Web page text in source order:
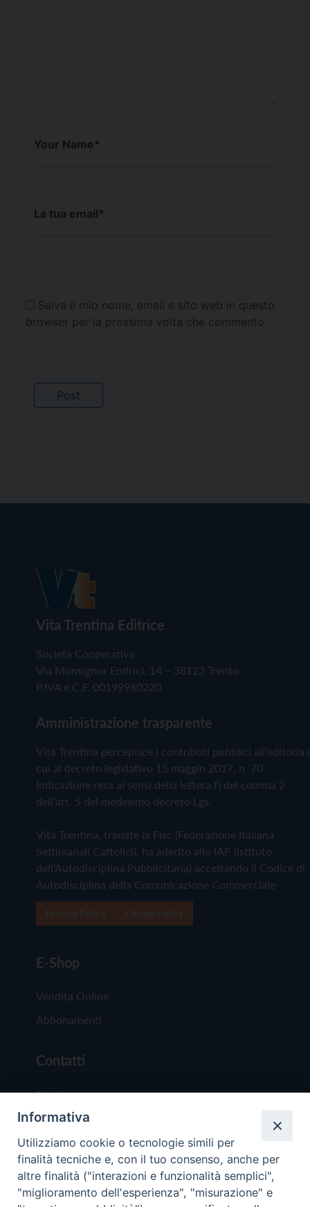
Your Name*
La tua email*
Salva il mio nome, email e sito web in questo
browser per la prossima volta che commento.
Vita Trentina Editrice
Società Cooperativa
Via Monsignor Endrici, 14 – 38122 Trento
P.IVA e C.F. 00199960220
Amministrazione trasparente
Vita Trentina percepisce i contributi pubblici all'editoria
cui al decreto legislativo 15 maggio 2017, n. 70.
Indicazione resa ai sensi della lettera f) del comma 2
dell'art. 5 del medesimo decreto Lgs.
Vita Trentina, tramite la Fisc (Federazione Italiana
Settimanali Cattolici), ha aderito allo IAP (Istituto
dell'Autodisciplina Pubblicitaria) accettando il Codice di
Autodisciplina della Comunicazione Commerciale
E-Shop
Vendita Online
Abbonamenti
Contatti
Chi Siamo
Redazione
Scrivici
Informativa
Utilizziamo cookie o tecnologie simili per
finalità tecniche e, con il tuo consenso, anche per
altre finalità ("interazioni e funzionalità semplici",
"miglioramento dell'esperienza", "misurazione" e